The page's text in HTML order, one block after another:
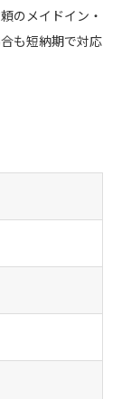
のメイドイン・
も短納期で対応